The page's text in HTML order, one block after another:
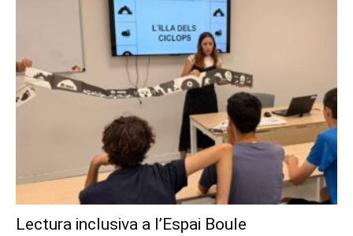
Lectura inclusiva a l’Espai Boule